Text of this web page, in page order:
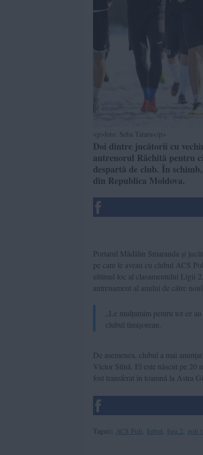
<p>foto: Seba Tataru</p>
Doi dintre jucătorii cu
antrenorul Răchită pentru
despartă de club. În
din Republica Moldova.
Portarul Mădălin Smaranda și
pe care le aveau cu clubul ACS
ultimul loc al clasamentului Ligii
antrenament al anului de către
„Le mulțumim pentru tot ce
clubul timișorean.
De asemenea, clubul a mai
Victor Stînă. El este născut pe 20
fost transferat în toamnă la Astra
Taguri: ACS Poli fotbal liga 2 poli